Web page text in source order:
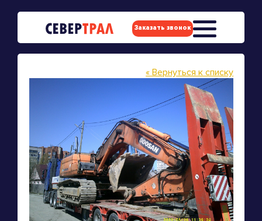
Заказать звонок
« Вернуться к списку